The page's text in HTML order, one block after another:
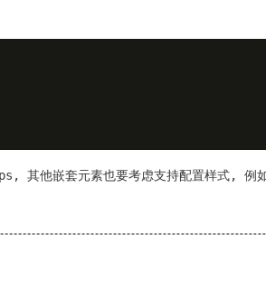
其他嵌套元素也要考虑支持配置样